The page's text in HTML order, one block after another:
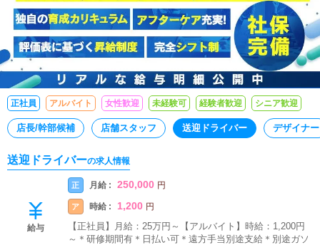
正社員 アルバイト 女性歓迎 未経験可 経験者歓迎 シニア歓迎
店長/幹部候補 店舗スタッフ 送迎ドライバー デザイナー
送迎ドライバーの求人情報
給与
正 月給 : 250,000 円
ア 時給 : 1,200 円
【正社員】月給：25万円～【アルバイト】時給：1,200円
～＊研修期間有＊日払い可＊遠方手当別途支給＊別途ガソ